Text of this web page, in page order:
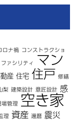
ロナ禍 コンストラクショ
ファシリティ マン
産 住宅 住戸 修繕
梨 建築設計 意匠設計 感
場管理 空き家
理 資産 還暦 震災